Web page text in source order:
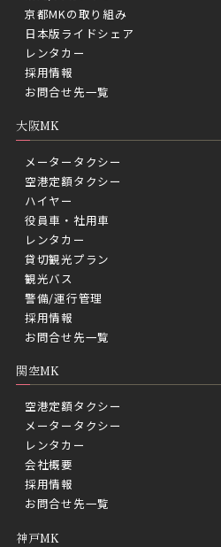
京都MKの取り組み
日本版ライドシェア
レンタカー
採用情報
お問合せ先一覧
大阪MK
メータータクシー
空港定額タクシー
ハイヤー
役員車・社用車
レンタカー
貸切観光プラン
観光バス
警備/運行管理
採用情報
お問合せ先一覧
関空MK
空港定額タクシー
メータータクシー
レンタカー
会社概要
採用情報
お問合せ先一覧
神戸MK